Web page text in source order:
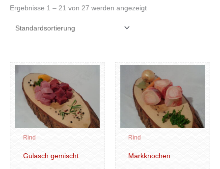
Ergebnisse 1 – 21 von 27 werden angezeigt
Rind
Gulasch gemischt
Dieses
Produkt
weist
mehrere
Varianten
auf.
Optionen
können
Rind
Markknochen
Dieses
Produkt
weist
auf.
können